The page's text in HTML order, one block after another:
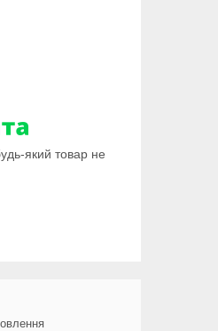
який товар не